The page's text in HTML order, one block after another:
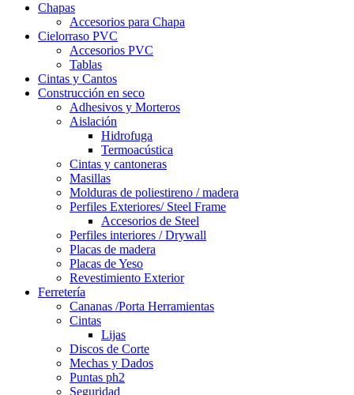
Chapas
Accesorios para Chapa
Cielorraso PVC
Accesorios PVC
Tablas
Cintas y Cantos
Construcción en seco
Adhesivos y Morteros
Aislación
Hidrofuga
Termoacústica
Cintas y cantoneras
Masillas
Molduras de poliestireno / madera
Perfiles Exteriores/ Steel Frame
Accesorios de Steel
Perfiles interiores / Drywall
Placas de madera
Placas de Yeso
Revestimiento Exterior
Ferretería
Cananas /Porta Herramientas
Cintas
Lijas
Discos de Corte
Mechas y Dados
Puntas ph2
Seguridad